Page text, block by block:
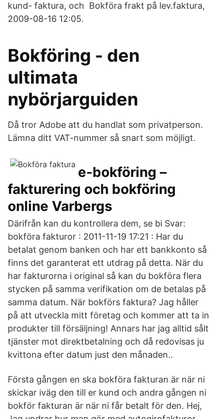
kund- faktura, och Bokföra frakt på lev.faktura,
2009-08-16 12:05.
Bokföring - den
ultimata
nybörjarguiden
Då tror Adobe att du handlat som privatperson.
Lämna ditt VAT-nummer så snart som möjligt.
e-bokföring –
fakturering och bokföring
online Varbergs
Därifrån kan du kontrollera dem, se bi Svar:
bokföra fakturor : 2011-11-19 17:21 : Har du
betalat genom banken och har ett bankkonto så
finns det garanterat ett utdrag på detta. När du
har fakturorna i original så kan du bokföra flera
stycken på samma verifikation om de betalas på
samma datum. När bokförs faktura? Jag håller
på att utveckla mitt företag och kommer att ta in
produkter till försäljning! Annars har jag alltid sålt
tjänster mot direktbetalning och då redovisas ju
kvittona efter datum just den månaden..
Första gången en ska bokföra fakturan är när ni
skickar iväg den till er kund och andra gången ni
bokför fakturan är när ni får betalt för den. Hej,